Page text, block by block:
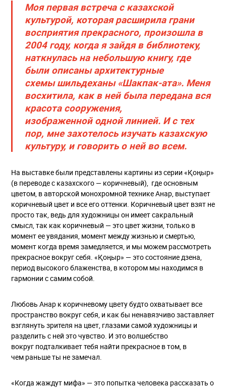
Моя первая встреча с казахской
культурой, которая расширила грани
восприятия прекрасного, произошла в
2004 году, когда я зайдя в библиотеку,
наткнулась на небольшую книгу, где
были описаны архитектурные
схемы шильдеханы «Шакпак-ата». Меня
восхитила, как в ней была передана вся
красота сооружения,
изображенной одной линией. И с тех
пор, мне захотелось изучать казахскую
культуру, и говорить о ней во всем.
На выставке были представлены картины из серии «Қоңыр»
(в переводе с казахского — коричневый), где основным
цветом, в авторской монохромной технике Анар, выступает
коричневый цвет и все его оттенки. Коричневый цвет взят не
просто так, ведь для художницы он имеет сакральный
смысл, так как коричневый — это цвет жизни, только в
момент ее увядания, момент между жизнью и смертью,
момент когда время замедляется, и мы можем рассмотреть
прекрасное вокруг себя. «Қоңыр» — это состояние дзена,
период высокого блаженства, в котором мы находимся в
гармонии с самим собой.
Любовь Анар к коричневому цвету будто охватывает все
пространство вокруг себя, и как бы ненавязчиво заставляет
взглянуть зрителя на цвет, глазами самой художницы и
разделить с ней это чувство. И это волшебство
вокруг подталкивает тебя найти прекрасное в том, в
чем раньше ты не замечал.
«Когда жаждут мифа» — это попытка человека рассказать о